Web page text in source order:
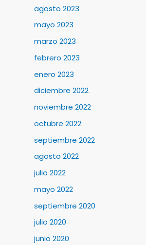
agosto 2023
mayo 2023
marzo 2023
febrero 2023
enero 2023
diciembre 2022
noviembre 2022
octubre 2022
septiembre 2022
agosto 2022
julio 2022
mayo 2022
septiembre 2020
julio 2020
junio 2020